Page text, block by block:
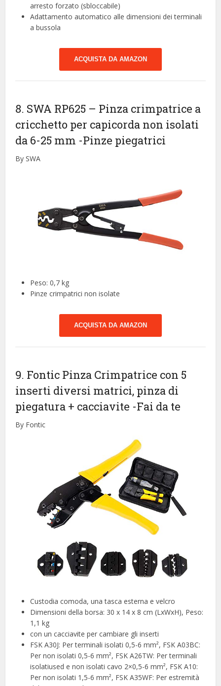
arresto forzato (sbloccabile)
Adattamento automatico alle dimensioni dei terminali
a bussola
ACQUISTA DA AMAZON
8. SWA RP625 – Pinza crimpatrice a
cricchetto per capicorda non isolati
da 6-25 mm -Pinze piegatrici
By SWA
Peso: 0,7 kg
Pinze crimpatrici non isolate
ACQUISTA DA AMAZON
9. Fontic Pinza Crimpatrice con 5
inserti diversi matrici, pinza di
piegatura + cacciavite -Fai da te
By Fontic
Custodia comoda, una tasca esterna e velcro
Dimensioni della borsa: 30 x 14 x 8 cm (LxWxH), Peso:
1,1 kg
con un cacciavite per cambiare gli inserti
FSK A30J: Per terminali isolati 0,5-6 mm², FSK A03BC:
Per non isolati 0,5-6 mm², FSK A26TW: Per terminali
isolatiused e non isolati cavo 2×0,5-6 mm², FSK A10:
Per non isolati 1,5-6 mm², FSK A35WF: Per estremità